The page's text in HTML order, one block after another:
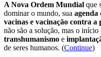
A Nova Ordem Mundial que
dominar o mundo, sua agenda
vacinas e vacinação contra a
não são a solução, mas o início
transhumanismo e
de seres humanos. (Continue)